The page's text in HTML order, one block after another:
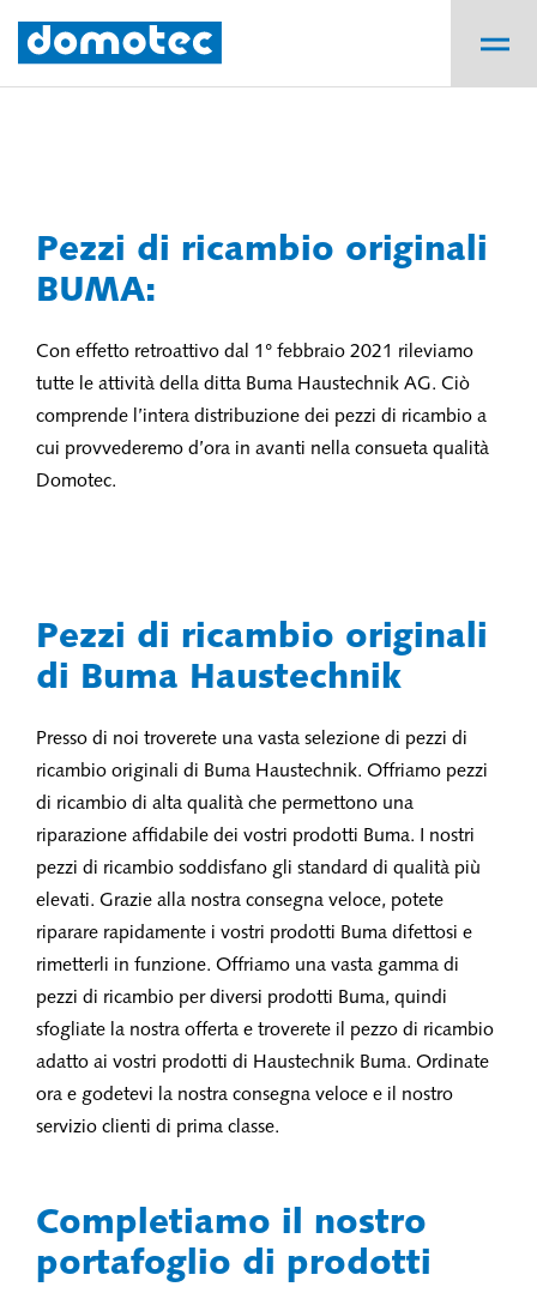
Pezzi di ricambio originali
BUMA:
Con effetto retroattivo dal 1° febbraio 2021 rileviamo
tutte le attività della ditta Buma Haustechnik AG. Ciò
comprende l’intera distribuzione dei pezzi di ricambio a
cui provvederemo d’ora in avanti nella consueta qualità
Domotec.
Pezzi di ricambio originali
di Buma Haustechnik
Presso di noi troverete una vasta selezione di pezzi di
ricambio originali di Buma Haustechnik. Offriamo pezzi
di ricambio di alta qualità che permettono una
riparazione affidabile dei vostri prodotti Buma. I nostri
pezzi di ricambio soddisfano gli standard di qualità più
elevati. Grazie alla nostra consegna veloce, potete
riparare rapidamente i vostri prodotti Buma difettosi e
rimetterli in funzione. Offriamo una vasta gamma di
pezzi di ricambio per diversi prodotti Buma, quindi
sfogliate la nostra offerta e troverete il pezzo di ricambio
adatto ai vostri prodotti di Haustechnik Buma. Ordinate
ora e godetevi la nostra consegna veloce e il nostro
servizio clienti di prima classe.
Completiamo il nostro
portafoglio di prodotti